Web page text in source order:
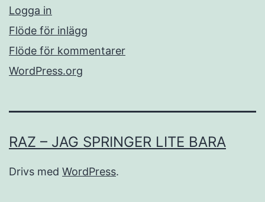
Logga in
Flöde för inlägg
Flöde för kommentarer
WordPress.org
RAZ – JAG SPRINGER LITE BARA
Drivs med WordPress.